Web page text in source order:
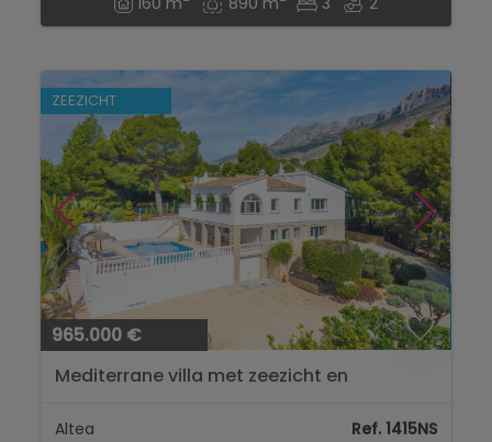
ZEEZICHT
965.000 €
Mediterrane villa met zeezicht en
Altea Ref. 1415NS